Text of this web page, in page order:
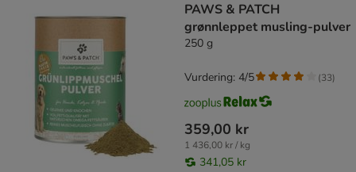
PAWS & PATCH
grønnleppet musling-pulver
250 g
359,00 kr
1 436,00 kr / kg
341,05 kr
Vurdering: 4/5 (33)